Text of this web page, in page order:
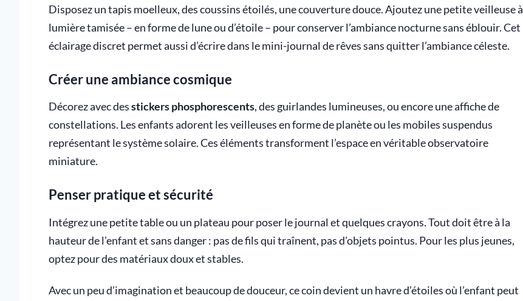
Disposez un tapis moelleux, des coussins étoilés, une couverture douce. Ajoutez une petite veilleuse à
lumière tamisée – en forme de lune ou d’étoile – pour conserver l’ambiance nocturne sans éblouir. Cet
éclairage discret permet aussi d’écrire dans le mini-journal de rêves sans quitter l’ambiance céleste.
Créer une ambiance cosmique
Décorez avec desstickers phosphorescents, des guirlandes lumineuses, ou encore une affiche de
constellations. Les enfants adorent les veilleuses en forme de planète ou les mobiles suspendus
représentant le système solaire. Ces éléments transforment l’espace en véritable observatoire
miniature.
Penser pratique et sécurité
Intégrez une petite table ou un plateau pour poser le journal et quelques crayons. Tout doit être à la
hauteur de l’enfant et sans danger : pas de fils qui traînent, pas d’objets pointus. Pour les plus jeunes,
optez pour des matériaux doux et stables.
Avec un peu d’imagination et beaucoup de douceur, ce coin devient un havre d’étoiles où l’enfant peut